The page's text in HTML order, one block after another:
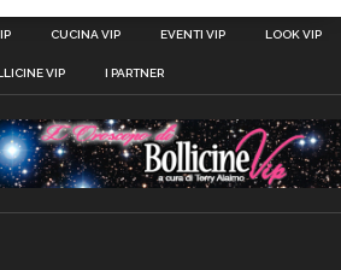
CUCINA VIP EVENTI VIP LOOK VIP
VIP I PARTNER